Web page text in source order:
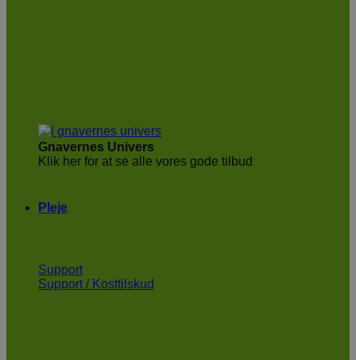
Gnavernes Univers
Klik her for at se alle vores gode tilbud
Pleje
Support
Support / Kosttilskud